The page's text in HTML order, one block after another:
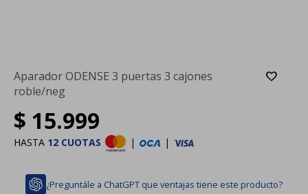
Aparador ODENSE 3 puertas 3 cajones
roble/neg
$ 15.999
HASTA 12 CUOTAS | |
¿Preguntále a ChatGPT que ventajas tiene este producto?